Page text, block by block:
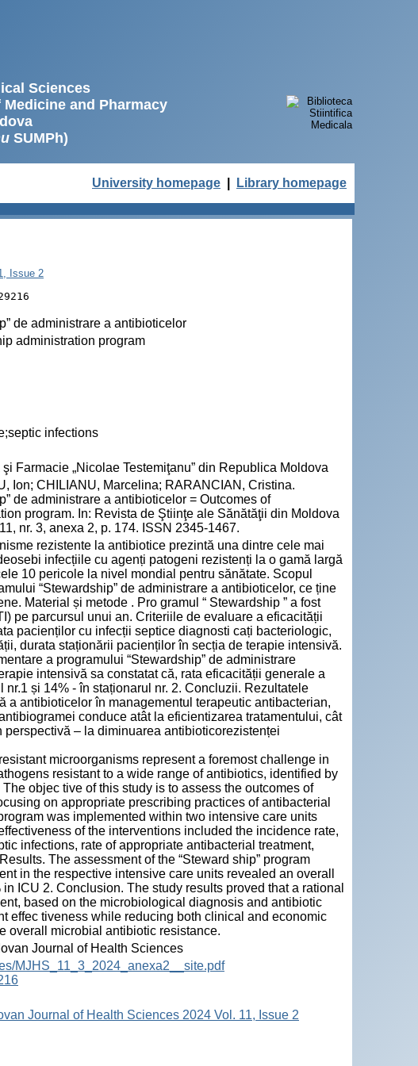
Sciences
and Pharmacy
SUMPh)
University homepage Library homepage
Issue 2
de administrare a antibioticelor
administration program
infections
Farmacie „Nicolae Testemiţanu” din Republica Moldova
Ion; CHILIANU, Marcelina; RARANCIAN, Cristina.
de administrare a antibioticelor = Outcomes of
program. In: Revista de Ştiinţe ale Sănătăţii din Moldova
nr. 3, anexa 2, p. 174. ISSN 2345-1467.
rezistente la antibiotice prezintă una dintre cele mai
infecțiile cu agenți patogeni rezistenți la o gamă largă
10 pericole la nivel mondial pentru sănătate. Scopul
“Stewardship” de administrare a antibioticelor, ce ține
Material și metode . Pro gramul “ Stewardship ” a fost
pe parcursul unui an. Criteriile de evaluare a eficacității
pacienților cu infecții septice diagnosti cați bacteriologic,
durata staționării pacienților în secția de terapie intensivă.
a programului “Stewardship” de administrare
intensivă sa constatat că, rata eficacității generale a
și 14% - în staționarul nr. 2. Concluzii. Rezultatele
antibioticelor în managementul terapeutic antibacterian,
conduce atât la eficientizarea tratamentului, cât
– la diminuarea antibioticorezistenței
microorganisms represent a foremost challenge in
resistant to a wide range of antibiotics, identified by
objec tive of this study is to assess the outcomes of
on appropriate prescribing practices of antibacterial
was implemented within two intensive care units
of the interventions included the incidence rate,
infections, rate of appropriate antibacterial treatment,
The assessment of the “Steward ship” program
in the respective intensive care units revealed an overall
ICU 2. Conclusion. The study results proved that a rational
based on the microbiological diagnosis and antibiotic
effec tiveness while reducing both clinical and economic
overall microbial antibiotic resistance.
Journal of Health Sciences
MJHS_11_3_2024_anexa2__site.pdf
Journal of Health Sciences 2024 Vol. 11, Issue 2